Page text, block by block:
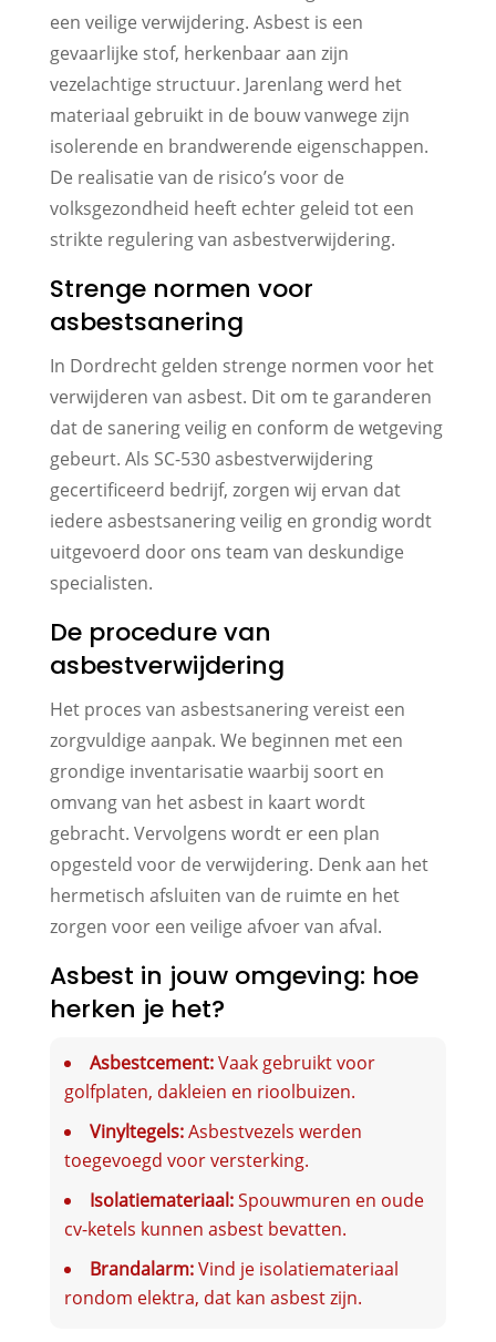
een veilige verwijdering. Asbest is een
gevaarlijke stof, herkenbaar aan zijn
vezelachtige structuur. Jarenlang werd het
materiaal gebruikt in de bouw vanwege zijn
isolerende en brandwerende eigenschappen.
De realisatie van de risico’s voor de
volksgezondheid heeft echter geleid tot een
strikte regulering van asbestverwijdering.
Strenge normen voor
asbestsanering
In Dordrecht gelden strenge normen voor het
verwijderen van asbest. Dit om te garanderen
dat de sanering veilig en conform de wetgeving
gebeurt. Als SC-530 asbestverwijdering
gecertificeerd bedrijf, zorgen wij ervan dat
iedere asbestsanering veilig en grondig wordt
uitgevoerd door ons team van deskundige
specialisten.
De procedure van
asbestverwijdering
Het proces van asbestsanering vereist een
zorgvuldige aanpak. We beginnen met een
grondige inventarisatie waarbij soort en
omvang van het asbest in kaart wordt
gebracht. Vervolgens wordt er een plan
opgesteld voor de verwijdering. Denk aan het
hermetisch afsluiten van de ruimte en het
zorgen voor een veilige afvoer van afval.
Asbest in jouw omgeving: hoe
herken je het?
Asbestcement:Vaak gebruikt voor
golfplaten, dakleien en rioolbuizen.
Vinyltegels:Asbestvezels werden
toegevoegd voor versterking.
Isolatiemateriaal:Spouwmuren en oude
cv-ketels kunnen asbest bevatten.
Brandalarm:Vind je isolatiemateriaal
rondom elektra, dat kan asbest zijn.